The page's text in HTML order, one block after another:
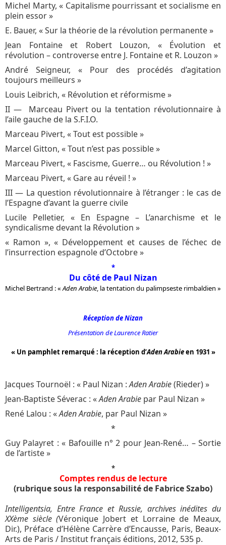
Michel Marty, « Capitalisme pourrissant et socialisme en
plein essor »
E. Bauer, « Sur la théorie de la révolution permanente »
Jean Fontaine et Robert Louzon, « Évolution et
révolution – controverse entre J. Fontaine et R. Louzon »
André Seigneur, « Pour des procédés d’agitation
toujours meilleurs »
Louis Leibrich, « Révolution et réformisme »
II ― Marceau Pivert ou la tentation révolutionnaire à
l’aile gauche de la S.F.I.O.
Marceau Pivert, « Tout est possible »
Marcel Gitton, « Tout n’est pas possible »
Marceau Pivert, « Fascisme, Guerre… ou Révolution ! »
Marceau Pivert, « Gare au réveil ! »
III ― La question révolutionnaire à l’étranger : le cas de
l’Espagne d’avant la guerre civile
Lucile Pelletier, « En Espagne – L’anarchisme et le
syndicalisme devant la Révolution »
« Ramon », « Développement et causes de l’échec de
l’insurrection espagnole d’Octobre »
*
Du côté de Paul Nizan
Michel Bertrand : «Aden Arabie, la tentation du palimpseste rimbaldien »
Réception de Nizan
Présentation de Laurence Ratier
« Un pamphlet remarqué : la réception d’Aden Arabieen 1931 »
Jacques Tournoël : « Paul Nizan :Aden Arabie(Rieder) »
Jean-Baptiste Séverac : «Aden Arabie par Paul Nizan »
René Lalou : «Aden Arabie, par Paul Nizan »
*
Guy Palayret : « Bafouille n° 2 pour Jean-René… – Sortie
de l’artiste »
*
Comptes rendus de lecture
(rubrique sous la responsabilité de Fabrice Szabo)
Intelligentsia, Entre France et Russie, archives inédites du
XXème siècle (Véronique Jobert et Lorraine de Meaux,
Dir.), Préface d’Hélène Carrère d’Encausse, Paris, Beaux-
Arts de Paris / Institut français éditions, 2012, 535 p.